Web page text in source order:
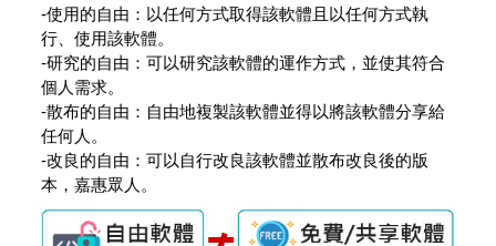
-使用的自由：以任何方式取得該軟體且以任何方式執
行、使用該軟體。
-研究的自由：可以研究該軟體的運作方式，並使其符合
個人需求。
-散布的自由：自由地複製該軟體並得以將該軟體分享給
任何人。
-改良的自由：可以自行改良該軟體並散布改良後的版
本，嘉惠眾人。